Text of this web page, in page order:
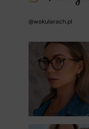
@wokularach.pl